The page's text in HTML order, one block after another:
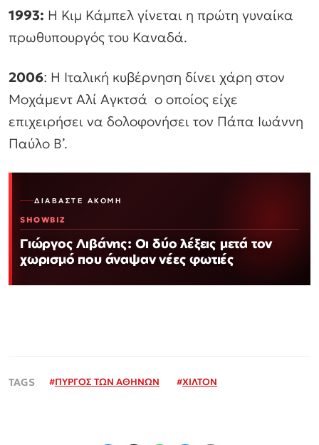
1993: Η Κιμ Κάμπελ γίνεται η πρώτη γυναίκα
πρωθυπουργός του Καναδά.
2006: Η Ιταλική κυβέρνηση δίνει χάρη στον
Μοχάμεντ Αλί Αγκτσά ο οποίος είχε
επιχειρήσει να δολοφονήσει τον Πάπα Ιωάννη
Παύλο Β’.
ΔΙΑΒΆΣΤΕ ΑΚΌΜΗ
SHOWBIZ
Γιώργος Λιβάνης: Οι δύο λέξεις μετά τον
χωρισμό που άναψαν νέες φωτιές
#ΠΥΡΓΟΣ ΤΩΝ ΑΘΗΝΩΝ #ΧΙΛΤΟΝ